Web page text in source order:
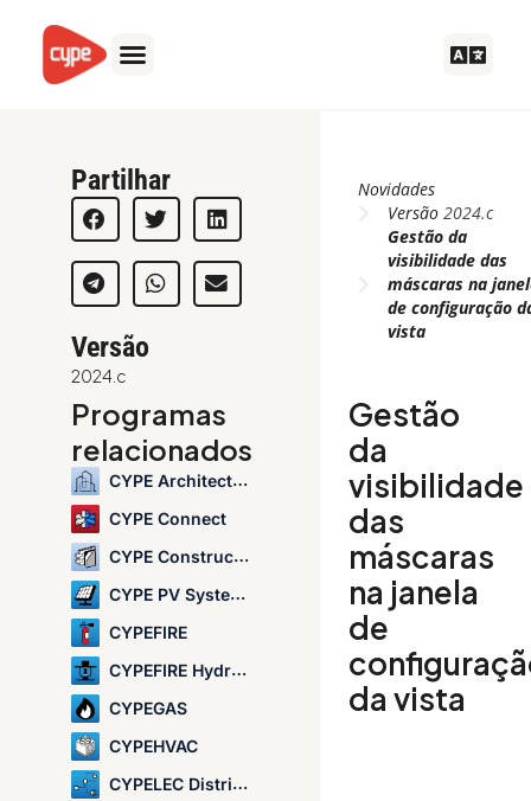
content
Partilhar
Versão
2024.c
Programas
relacionados
CYPE Architecture
CYPE Connect
CYPE Construction Systems
CYPE PV Systems
CYPEFIRE
CYPEFIRE Hydraulic Systems
CYPEGAS
CYPEHVAC
CYPELEC Distribution
Novidades
Versão2024.c
Gestão da
visibilidade das
máscaras na
de configuração
vista
Gestão
da
visibilidade
das
máscaras
na janela
de
da vista